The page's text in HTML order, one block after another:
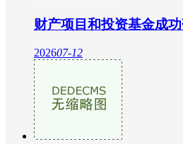
财产项目和投资基金成
202607-12